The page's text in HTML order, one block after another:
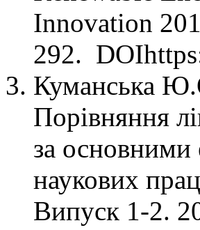
Innovation
292.
Куманська
Порівняння
за основними
наукових
Випуск 1-2.